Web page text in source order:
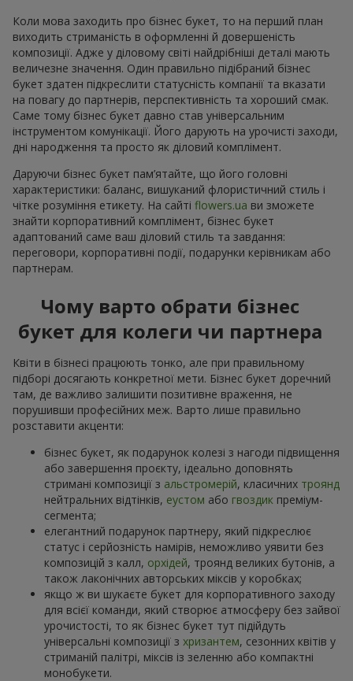
Коли мова заходить про бізнес букет, то на перший план
виходить стриманість в оформленні й довершеність
композиції. Адже у діловому світі найдрібніші деталі мають
величезне значення. Один правильно підібраний бізнес
букет здатен підкреслити статусність компанії та вказати
на повагу до партнерів, перспективність та хороший смак.
Саме тому бізнес букет давно став універсальним
інструментом комунікації. Його дарують на урочисті заходи,
дні народження та просто як діловий комплімент.
Даруючи бізнес букет пам’ятайте, що його головні
характеристики: баланс, вишуканий флористичний стиль і
чітке розуміння етикету. На сайті flowers.ua ви зможете
знайти корпоративний комплімент, бізнес букет
адаптований саме ваш діловий стиль та завдання:
переговори, корпоративні події, подарунки керівникам або
партнерам.
Чому варто обрати бізнес
букет для колеги чи партнера
Квіти в бізнесі працюють тонко, але при правильному
підборі досягають конкретної мети. Бізнес букет доречний
там, де важливо залишити позитивне враження, не
порушивши професійних меж. Варто лише правильно
розставити акценти:
бізнес букет, як подарунок колезі з нагоди підвищення
або завершення проєкту, ідеально доповнять
стримані композиції з альстромерій, класичних троянд
нейтральних відтінків, еустом або гвоздик преміум-
сегмента;
елегантний подарунок партнеру, який підкреслює
статус і серйозність намірів, неможливо уявити без
композицій з калл, орхідей, троянд великих бутонів, а
також лаконічних авторських міксів у коробках;
якщо ж ви шукаєте букет для корпоративного заходу
для всієї команди, який створює атмосферу без зайвої
урочистості, то як бізнес букет тут підійдуть
універсальні композиції з хризантем, сезонних квітів у
стриманій палітрі, міксів із зеленню або компактні
монобукети.